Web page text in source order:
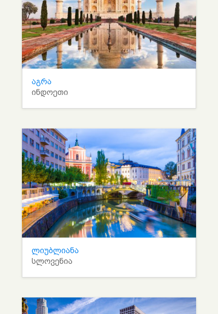
აგრა
ინდოეთი
ლიუბლიანა
სლოვენია